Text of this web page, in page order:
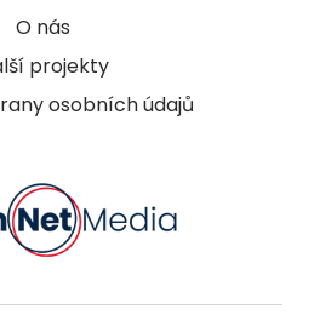
O nás
projekty
osobních údajů